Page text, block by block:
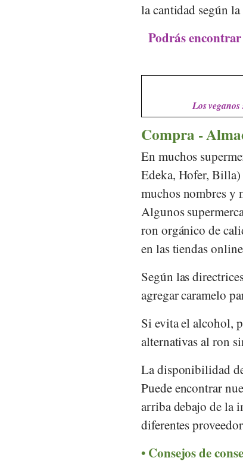
la cantidad según
Podrás
Los
Compra -
En muchos
Edeka, Hofer,Billa)
muchos nombres y
Algunos
ron orgánico de
en las tiendas
Según las
agregar caramelo
Si evita el alcohol,
alternativas al ron
La disponibilidad
Puede encontrar
arriba debajo de la
diferentes
Consejos de